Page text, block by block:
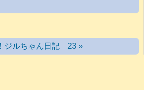
ジルちゃん日記 23 »